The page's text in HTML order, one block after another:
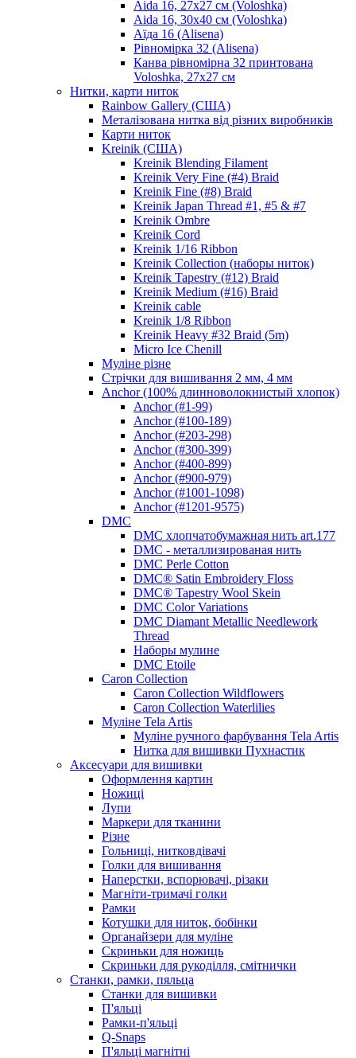
Aida 16, 27х27 см (Voloshka)
Aida 16, 30х40 см (Voloshka)
Аїда 16 (Alisena)
Рівномірка 32 (Alisena)
Канва рівномірна 32 принтована
Voloshka, 27х27 см
Нитки, карти ниток
Rainbow Gallery (США)
Металізована нитка від різних виробників
Карти ниток
Kreinik (США)
Kreinik Blending Filament
Kreinik Very Fine (#4) Braid
Kreinik Fine (#8) Braid
Kreinik Japan Thread #1, #5 & #7
Kreinik Ombre
Kreinik Cord
Kreinik 1/16 Ribbon
Kreinik Collection (наборы ниток)
Kreinik Tapestry (#12) Braid
Kreinik Medium (#16) Braid
Kreinik cable
Kreinik 1/8 Ribbon
Kreinik Heavy #32 Braid (5m)
Micro Ice Chenill
Муліне різне
Стрічки для вишивання 2 мм, 4 мм
Anchor (100% длинноволокнистый хлопок)
Anchor (#1-99)
Anchor (#100-189)
Anchor (#203-298)
Anchor (#300-399)
Anchor (#400-899)
Anchor (#900-979)
Anchor (#1001-1098)
Anchor (#1201-9575)
DMC
DMC хлопчатобумажная нить art.177
DMC - металлизированая нить
DMC Perle Cotton
DMC® Satin Embroidery Floss
DMC® Tapestry Wool Skein
DMC Color Variations
DMC Diamant Metallic Needlework
Thread
Наборы мулине
DMC Etoile
Caron Collection
Caron Collection Wildflowers
Caron Collection Waterlilies
Муліне Tela Artis
Муліне ручного фарбування Tela Artis
Нитка для вишивки Пухнастик
Аксесуари для вишивки
Оформлення картин
Ножиці
Лупи
Маркери для тканини
Різне
Гольниці, нитковдівачі
Голки для вишивання
Наперстки, вспорювачі, різаки
Магніти-тримачі голки
Рамки
Котушки для ниток, бобінки
Органайзери для муліне
Скриньки для ножиць
Скриньки для рукоділля, смітнички
Станки, рамки, пяльца
Станки для вишивки
П'яльці
Рамки-п'яльці
Q-Snaps
П'яльці магнітні